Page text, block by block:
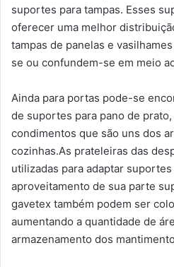
suportes para tampas. Esses
oferecer uma melhor
tampas de panelas e
se ou confundem-se em meio
Ainda para portas pode-se
de suportes para pano de
condimentos que são uns dos
cozinhas.As prateleiras das
utilizadas para adaptar
aproveitamento de sua parte
gavetex também podem ser
aumentando a quantidade de
armazenamento dos